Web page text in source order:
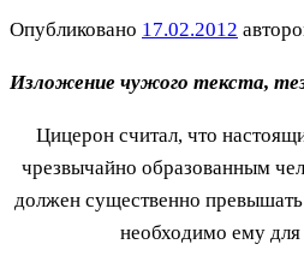
Опубликовано 17.02.2012
Изложение чужого текста,
Цицерон считал, что
чрезвычайно образованным
должен существенно
необходимо ему